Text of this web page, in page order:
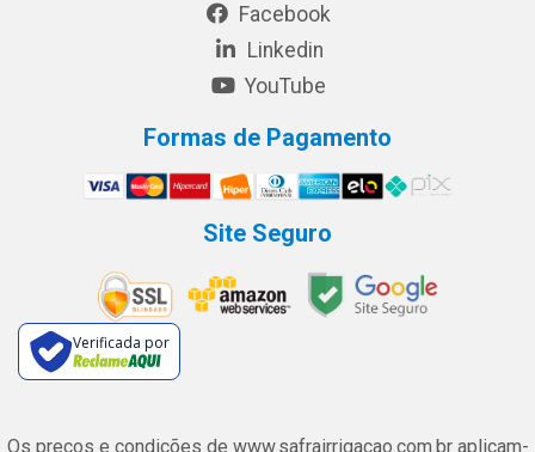
Facebook
Linkedin
YouTube
Formas de Pagamento
Site Seguro
Verificada por
Os preços e condições de www.safrairrigacao.com.br aplicam-